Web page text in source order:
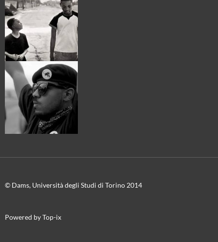
© Dams, Università degli Studi di Torino 2014
Powered by Top-ix